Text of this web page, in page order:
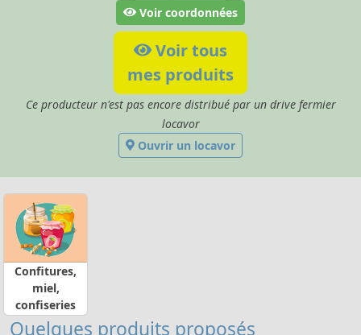
Voir coordonnées
Voir tous
mes produits
Ce producteur n'est pas encore distribué par un drive fermier
locavor
Ouvrir un locavor
Confitures,
miel,
confiseries
Quelques produits proposés